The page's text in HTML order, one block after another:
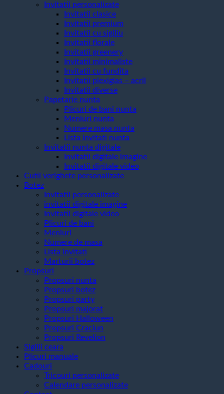
Invitatii personalizate
Invitatii clasice
Invitatii premium
Invitatii cu sigiliu
Invitatii florale
Invitatii greenery
Invitatii minimaliste
Invitatii cu fundita
Invitatii plexiglas – acril
Invitatii diverse
Papetarie nunta
Plicuri de bani nunta
Meniuri nunta
Numere masa nunta
Lista invitati nunta
Invitatii nunta digitale
Invitatii digitale imagine
Invitatii digitale video
Cutii verighete personalizate
Botez
Invitatii personalizate
invitatii digitale imagine
Invitatii digitale video
Plicuri de bani
Meniuri
Numere de masa
Lista invitati
Marturii botez
Propsuri
Propsuri nunta
Propsuri botez
Propsuri party
Propsuri majorat
Propsuri Halloween
Propsuri Craciun
Propsuri Revelion
Sigilii ceara
Plicuri manuale
Cadouri
Tricouri personalizate
Calendare personalizate